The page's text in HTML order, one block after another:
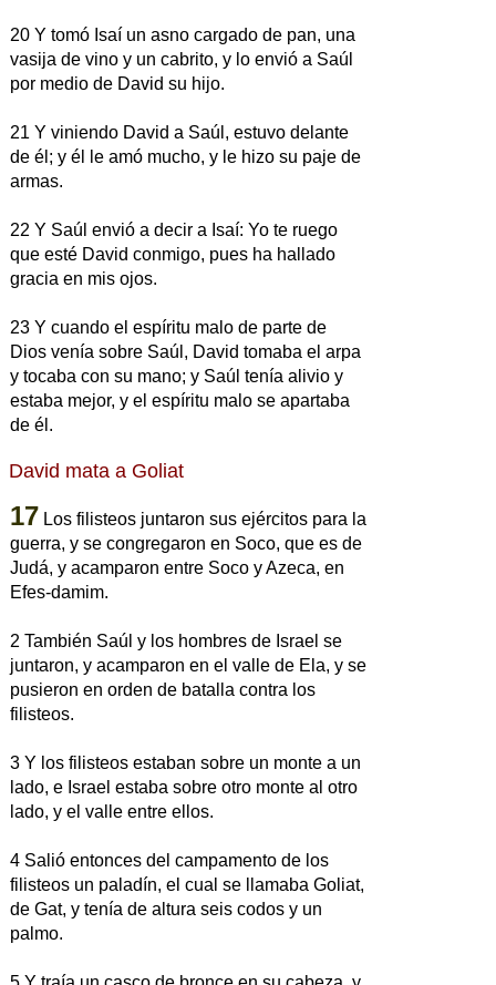
20 Y tomó Isaí un asno cargado de pan, una
vasija de vino y un cabrito, y lo envió a Saúl
por medio de David su hijo.
21 Y viniendo David a Saúl, estuvo delante
de él; y él le amó mucho, y le hizo su paje de
armas.
22 Y Saúl envió a decir a Isaí: Yo te ruego
que esté David conmigo, pues ha hallado
gracia en mis ojos.
23 Y cuando el espíritu malo de parte de
Dios venía sobre Saúl, David tomaba el arpa
y tocaba con su mano; y Saúl tenía alivio y
estaba mejor, y el espíritu malo se apartaba
de él.
David mata a Goliat
17 Los filisteos juntaron sus ejércitos para la
guerra, y se congregaron en Soco, que es de
Judá, y acamparon entre Soco y Azeca, en
Efes-damim.
2 También Saúl y los hombres de Israel se
juntaron, y acamparon en el valle de Ela, y se
pusieron en orden de batalla contra los
filisteos.
3 Y los filisteos estaban sobre un monte a un
lado, e Israel estaba sobre otro monte al otro
lado, y el valle entre ellos.
4 Salió entonces del campamento de los
filisteos un paladín, el cual se llamaba Goliat,
de Gat, y tenía de altura seis codos y un
palmo.